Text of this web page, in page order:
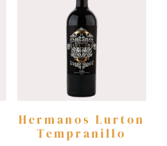
Hermanos Lurton
Tempranillo